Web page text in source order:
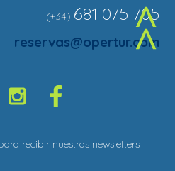
^
(+34) 681 075 705
reservas@opertur.com
recibir nuestras newsletters